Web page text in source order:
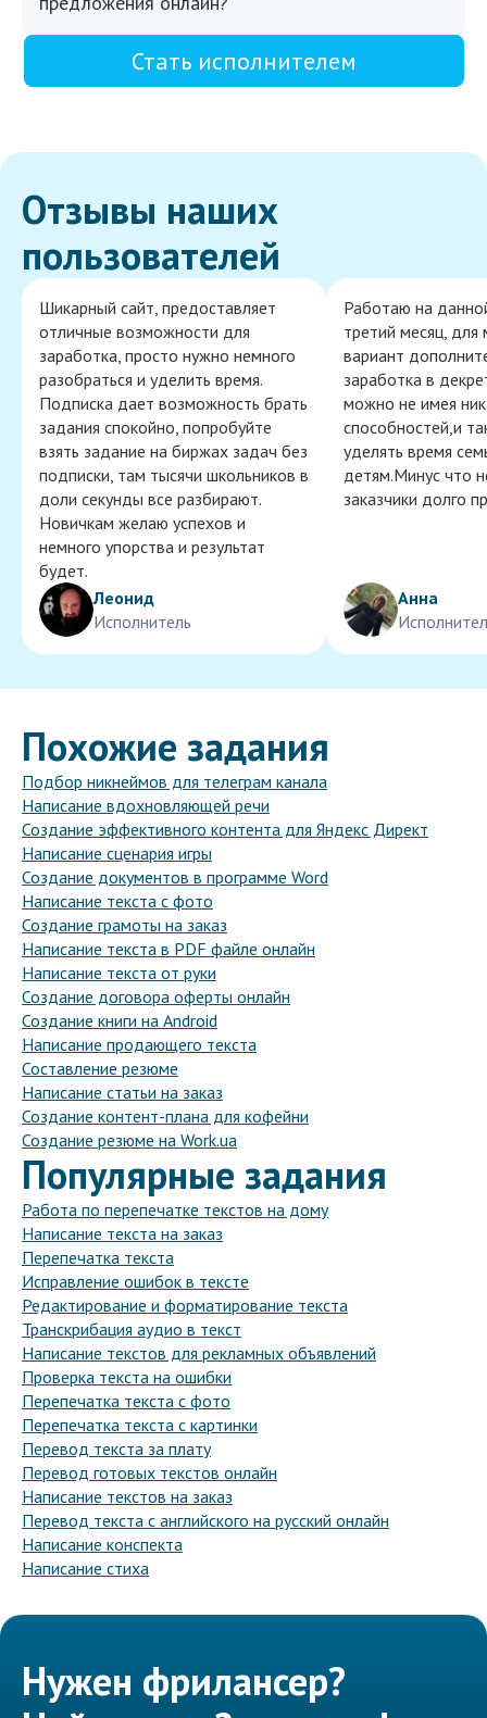
Стать исполнителем
Отзывы наших
пользователей
Шикарный сайт, предоставляет
отличные возможности для
заработка, просто нужно немного
разобраться и уделить время.
Подписка дает возможность брать
задания спокойно, попробуйте
взять задание на биржах задач без
подписки, там тысячи школьников в
доли секунды все разбирают.
Новичкам желаю успехов и
немного упорства и результат
будет.
Леонид
Исполнитель
Работаю на
третий месяц, для
вариант
заработка в
можно не имея
способностей,и
уделять время
детям.Минус что
заказчики долго
Анна
Похожие задания
Подбор никнеймов для телеграм канала
Написание вдохновляющей речи
Создание эффективного контента для Яндекс Директ
Написание сценария игры
Создание документов в программе Word
Написание текста с фото
Создание грамоты на заказ
Написание текста в PDF файле онлайн
Написание текста от руки
Создание договора оферты онлайн
Создание книги на Android
Написание продающего текста
Составление резюме
Написание статьи на заказ
Создание контент-плана для кофейни
Создание резюме на Work.ua
Популярные задания
Работа по перепечатке текстов на дому
Написание текста на заказ
Перепечатка текста
Исправление ошибок в тексте
Редактирование и форматирование текста
Транскрибация аудио в текст
Написание текстов для рекламных объявлений
Проверка текста на ошибки
Перепечатка текста с фото
Перепечатка текста с картинки
Перевод текста за плату
Перевод готовых текстов онлайн
Написание текстов на заказ
Перевод текста с английского на русский онлайн
Написание конспекта
Написание стиха
Нужен фрилансер?